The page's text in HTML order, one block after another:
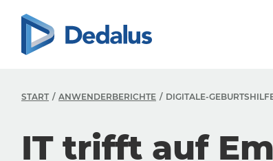
START ANWENDERBERICHTE DIGITALE-
IT trifft auf